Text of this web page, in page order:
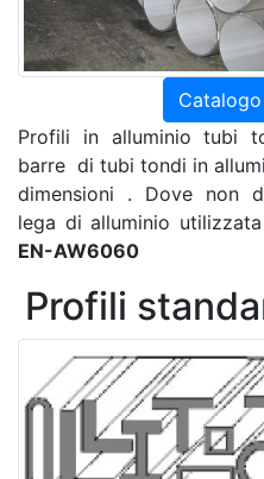
Profili in alluminio tubi
barre di tubi tondi in
dimensioni . Dove non
lega di alluminio
EN-AW6060
Profili